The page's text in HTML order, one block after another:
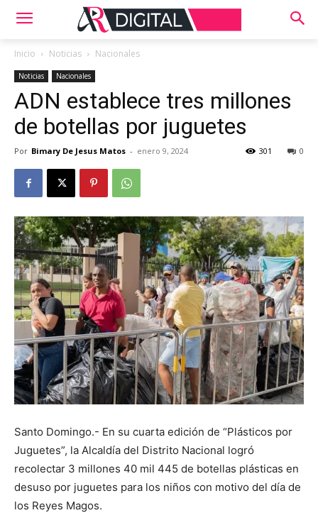
Inicio Noticias Nacionales
Noticias Nacionales
ADN establece tres millones
de botellas por juguetes
Por Bimary De Jesus Matos - enero 9, 2024 0
301
Santo Domingo.- En su cuarta edición de “Plásticos por
Juguetes”, la Alcaldía del Distrito Nacional logró
recolectar 3 millones 40 mil 445 de botellas plásticas en
desuso por juguetes para los niños con motivo del día de
los Reyes Magos.